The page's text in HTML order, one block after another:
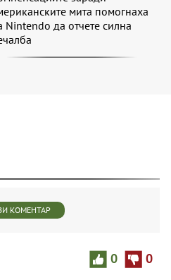
мита помогнаха
Nintendo да отчете силна
КОМЕНТАР
0 0